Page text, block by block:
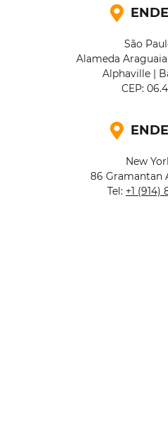
São
Alameda
Alphaville |
CEP:
New
86 Gramantan
Tel: +1 (914)